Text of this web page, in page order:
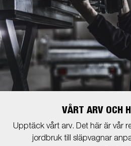
VÅRT ARV OCH
Upptäck vårt arv. Det här är vår
jordbruk till släpvagnar